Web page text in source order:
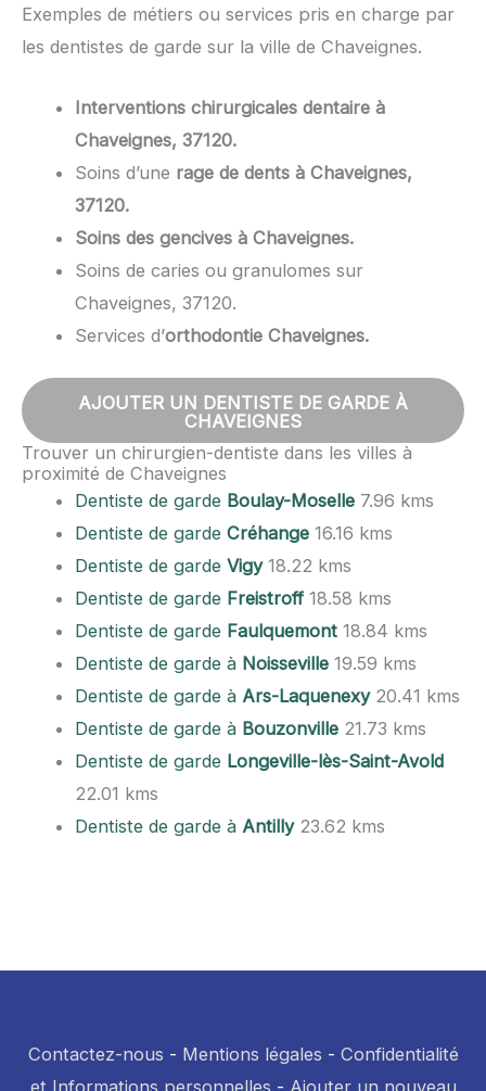
Exemples de métiers ou services pris en charge par
les dentistes de garde sur la ville de Chaveignes.
Interventions chirurgicales dentaire à
Chaveignes, 37120.
Soins d’une rage de dents à Chaveignes,
37120.
Soins des gencives à Chaveignes.
Soins de caries ou granulomes sur
Chaveignes, 37120.
Services d’orthodontie Chaveignes.
AJOUTER UN DENTISTE DE GARDE À
CHAVEIGNES
Trouver un chirurgien-dentiste dans les villes à
proximité de Chaveignes
Dentiste de garde Boulay-Moselle 7.96 kms
Dentiste de gardeCréhange 16.16 kms
Dentiste de gardeVigy18.22 kms
Dentiste de garde Freistroff 18.58 kms
Dentiste de garde Faulquemont 18.84 kms
Dentiste de garde à Noisseville 19.59 kms
Dentiste de garde àArs-Laquenexy20.41 kms
Dentiste de garde à Bouzonville 21.73 kms
Dentiste de garde Longeville-lès-Saint-Avold
22.01 kms
Dentiste de garde àAntilly23.62 kms
Contactez-nous - Mentions légales - Confidentialité